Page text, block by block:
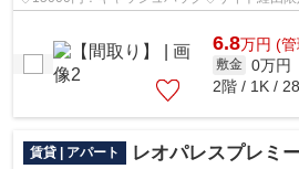
6.8万円 (
敷金 0万円
2階 / 1K /
賃貸 | アパート レオパレスプレミ